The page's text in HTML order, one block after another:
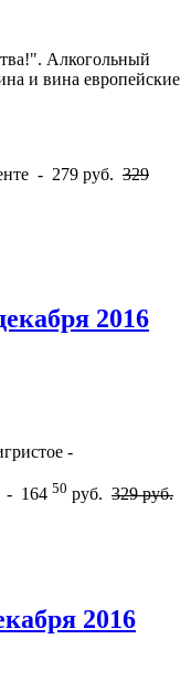
Алкогольный
и вина европейские
- 279 руб. 329
2016
-
- 164 50 руб. 329 руб.
2016